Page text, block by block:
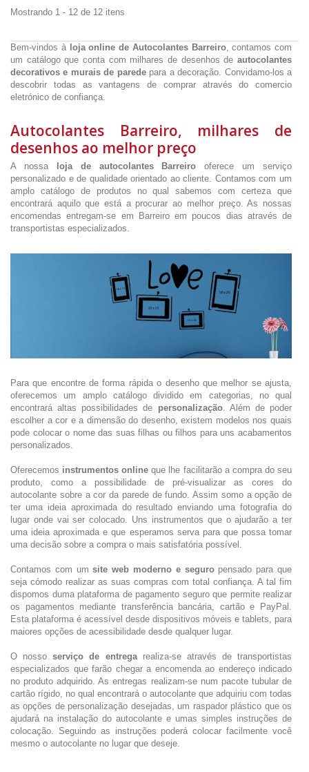
Mostrando 1 - 12 de 12 itens
Bem-vindos à loja online de Autocolantes Barreiro, contamos com
um catálogo que conta com milhares de desenhos de autocolantes
decorativos e murais de paredepara a decoração. Convidamo-los a
descobrir todas as vantagens de comprar através do comercio
eletrónico de confiança.
Autocolantes Barreiro, milhares de
desenhos ao melhor preço
A nossa loja de autocolantes Barreiro oferece um serviço
personalizado e de qualidade orientado ao cliente. Contamos com um
amplo catálogo de produtos no qual sabemos com certeza que
encontrará aquilo que está a procurar ao melhor preço. As nossas
encomendas entregam-se em Barreiro em poucos dias através de
transportistas especializados.
Para que encontre de forma rápida o desenho que melhor se ajusta,
oferecemos um amplo catálogo dividido em categorias, no qual
encontrará altas possibilidades de personalização. Além de poder
escolher a cor e a dimensão do desenho, existem modelos nos quais
pode colocar o nome das suas filhas ou filhos para uns acabamentos
personalizados.
Oferecemos instrumentos online que lhe facilitarão a compra do seu
produto, como a possibilidade de pré-visualizar as cores do
autocolante sobre a cor da parede de fundo. Assim somo a opção de
ter uma ideia aproximada do resultado enviando uma fotografia do
lugar onde vai ser colocado. Uns instrumentos que o ajudarão a ter
uma ideia aproximada e que esperamos serva para que possa tomar
uma decisão sobre a compra o mais satisfatória possível.
Contamos com umsite web moderno e seguropensado para que
seja cómodo realizar as suas compras com total confiança. A tal fim
dispomos duma plataforma de pagamento seguro que permite realizar
os pagamentos mediante transferência bancária, cartão e PayPal.
Esta plataforma é acessível desde dispositivos móveis e tablets, para
maiores opções de acessibilidade desde qualquer lugar.
O nossoserviço de entregarealiza-se através de transportistas
especializados que farão chegar a encomenda ao endereço indicado
no produto adquirido. As entregas realizam-se num pacote tubular de
cartão rígido, no qual encontrará o autocolante que adquiriu com todas
as opções de personalização desejadas, um raspador plástico que os
ajudará na instalação do autocolante e umas simples instruções de
colocação. Seguindo as instruções poderá colocar facilmente você
mesmo o autocolante no lugar que deseje.